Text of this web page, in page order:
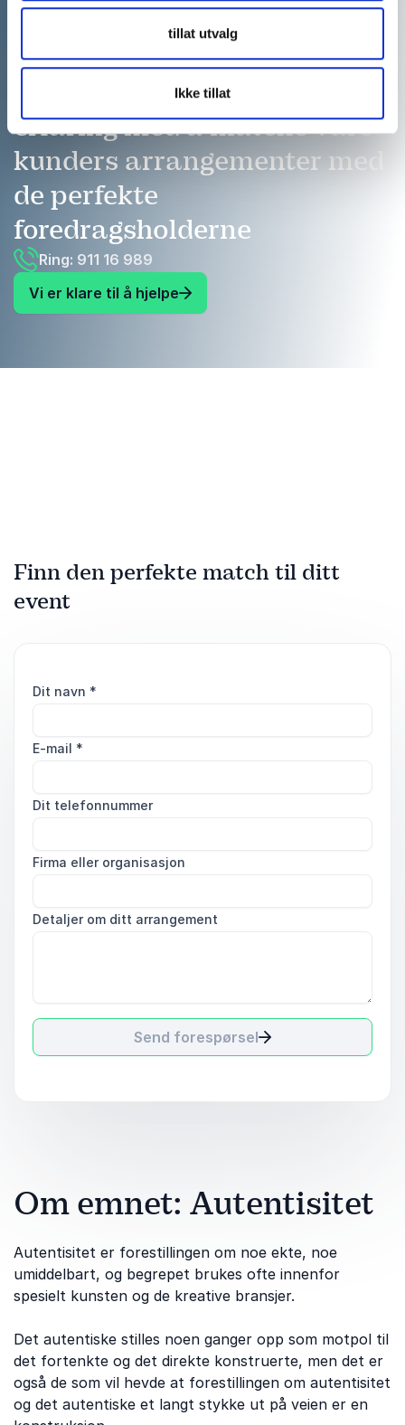
tillat utvalg
Ikke tillat
Vi har mer enn 20 års
erfaring med å matche våre
kunders arrangementer med
de perfekte
foredragsholderne
Ring: 911 16 989
Vi er klare til å hjelpe
Finn den perfekte match til ditt
event
Dit navn *
E-mail *
Dit telefonnummer
Firma eller organisasjon
Detaljer om ditt arrangement
Send forespørsel
Om emnet: Autentisitet
Autentisitet er forestillingen om noe ekte, noe
umiddelbart, og begrepet brukes ofte innenfor
spesielt kunsten og de kreative bransjer.
Det autentiske stilles noen ganger opp som motpol til
det fortenkte og det direkte konstruerte, men det er
også de som vil hevde at forestillingen om autentisitet
og det autentiske et langt stykke ut på veien er en